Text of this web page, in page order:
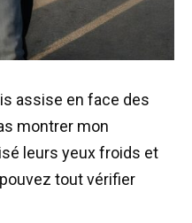
assise en face des
montrer mon
leurs yeux froids et
tout vérifier